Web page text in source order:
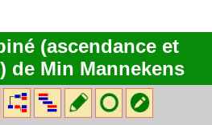
(ascendance et
de Min Mannekens